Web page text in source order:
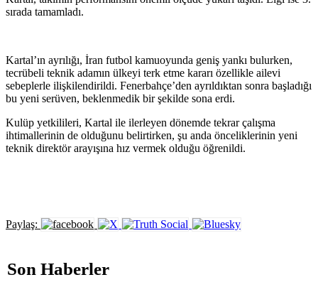
sırada tamamladı.
Kartal’ın ayrılığı, İran futbol kamuoyunda geniş yankı bulurken,
tecrübeli teknik adamın ülkeyi terk etme kararı özellikle ailevi
sebeplerle ilişkilendirildi. Fenerbahçe’den ayrıldıktan sonra başladığı
bu yeni serüven, beklenmedik bir şekilde sona erdi.
Kulüp yetkilileri, Kartal ile ilerleyen dönemde tekrar çalışma
ihtimallerinin de olduğunu belirtirken, şu anda önceliklerinin yeni
teknik direktör arayışına hız vermek olduğu öğrenildi.
Paylaş:
Son Haberler